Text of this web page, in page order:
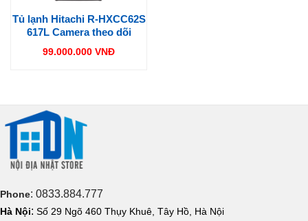
Tủ lạnh Hitachi R-HXCC62S
617L Camera theo dõi
99.000.000 VNĐ
Phone: 0833.884.777
Hà Nội: Số 29 Ngõ 460 Thụy Khuê, Tây Hồ, Hà Nội